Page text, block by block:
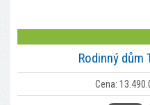
Rodinný dům
Cena: